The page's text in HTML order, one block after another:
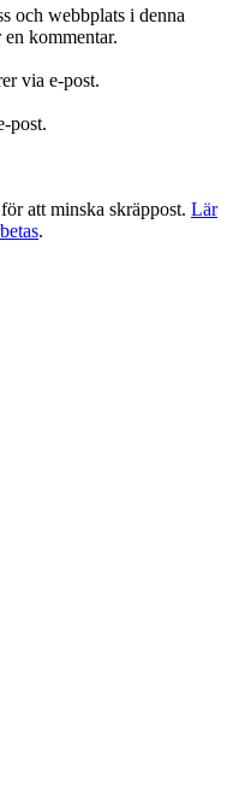
och webbplats i denna
kommentar.
via e-post.
post.
att minska skräppost. Lär
.